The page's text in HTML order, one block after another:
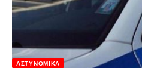
ΑΣΤΥΝΟΜΙΚΆ